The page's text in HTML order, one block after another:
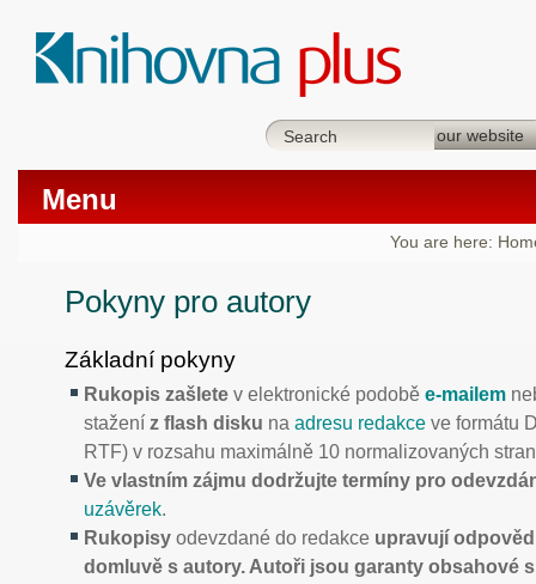
Menu
You are here:
Pokyny pro autory
Základní pokyny
Rukopis zašlete v elektronické podoběe-mailem
staženíz flash disku naadresu redakce ve formátu
RTF) v rozsahu maximálně 10 normalizovaných
Ve vlastním zájmu dodržujte termíny pro
uzávěrek.
Rukopisy odevzdané do redakce upravují
domluvě s autory. Autoři jsou garanty obsahové